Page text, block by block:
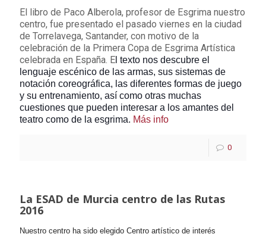
El libro de Paco Alberola, profesor de Esgrima nuestro
centro, fue presentado el pasado viernes en la ciudad
de Torrelavega, Santander, con motivo de la
celebración de la Primera Copa de Esgrima Artística
celebrada en España. E l texto nos descubre el
lenguaje escénico de las armas, sus sistemas de
notación coreográfica, las diferentes formas de juego
y su entrenamiento, así como otras muchas
cuestiones que pueden interesar a los amantes del
teatro como de la esgrima. Más info
0
La ESAD de Murcia centro de las Rutas
2016
Nuestro centro ha sido elegido Centro artístico de interés